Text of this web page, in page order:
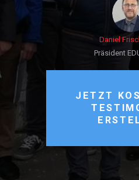
Daniel
Präsident
JETZT